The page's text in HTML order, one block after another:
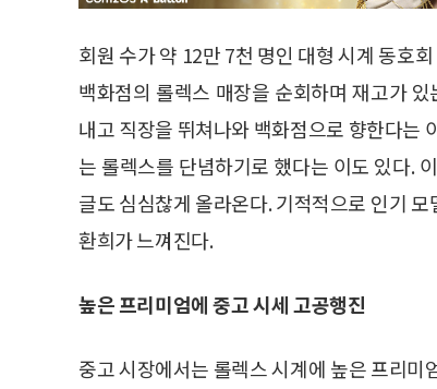
회원 수가 약 12만 7천 명인 대형 시계 동호
백화점의 롤렉스 매장을 순회하며 재고가
내고 직장을 뛰쳐나와 백화점으로 향한다는
는 롤렉스를 단념하기로 했다는 이도 있다.
글도 심심찮게 올라온다. 기적적으로 인기
환희가 느껴진다.
높은 프리미엄에 중고 시세 고공행진
중고 시장에서는 롤렉스 시계에 높은 프리